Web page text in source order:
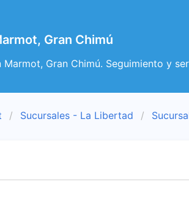
Gran Chimú
Gran Chimú. Seguimiento y
Sucursales - La Libertad